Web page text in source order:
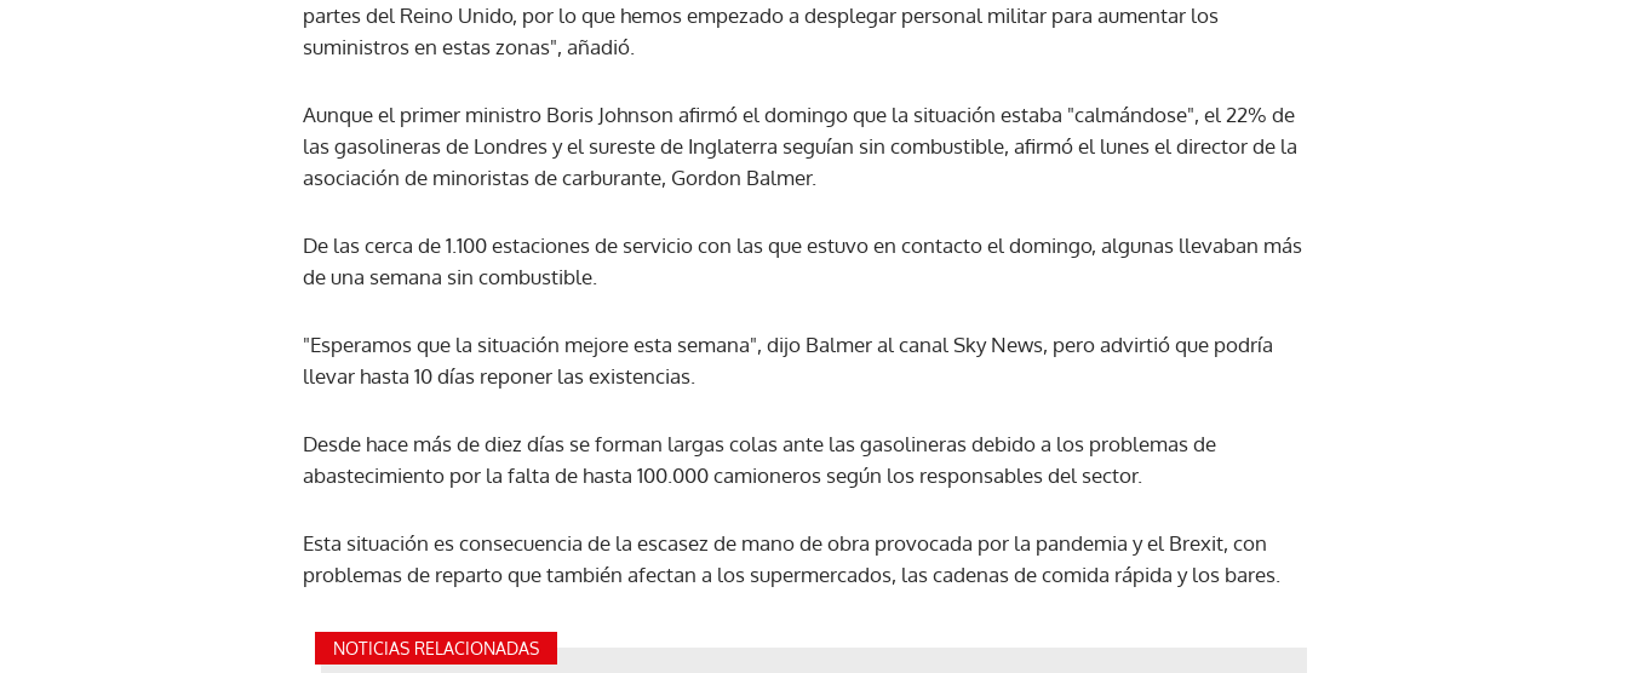
Gracias por suscribirte a nuestro boletín.
ACEPTAR
partes del Reino Unido, por lo que hemos empezado a desplegar personal militar para aumentar los
suministros en estas zonas", añadió.
Aunque el primer ministro Boris Johnson afirmó el domingo que la situación estaba "calmándose", el 22% de
las gasolineras de Londres y el sureste de Inglaterra seguían sin combustible, afirmó el lunes el director de la
asociación de minoristas de carburante, Gordon Balmer.
De las cerca de 1.100 estaciones de servicio con las que estuvo en contacto el domingo, algunas llevaban más
de una semana sin combustible.
"Esperamos que la situación mejore esta semana", dijo Balmer al canal Sky News, pero advirtió que podría
llevar hasta 10 días reponer las existencias.
Desde hace más de diez días se forman largas colas ante las gasolineras debido a los problemas de
abastecimiento por la falta de hasta 100.000 camioneros según los responsables del sector.
Esta situación es consecuencia de la escasez de mano de obra provocada por la pandemia y el Brexit, con
problemas de reparto que también afectan a los supermercados, las cadenas de comida rápida y los bares.
NOTICIAS RELACIONADAS